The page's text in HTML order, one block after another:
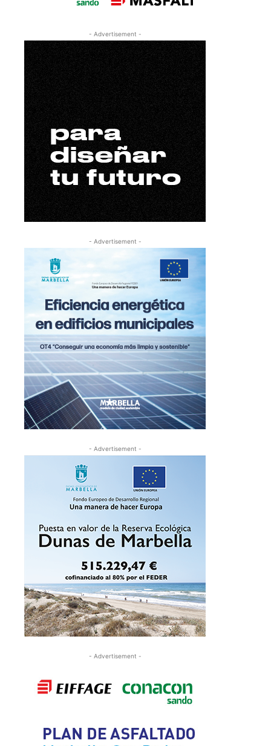
- Advertisement -
- Advertisement -
- Advertisement -
- Advertisement -